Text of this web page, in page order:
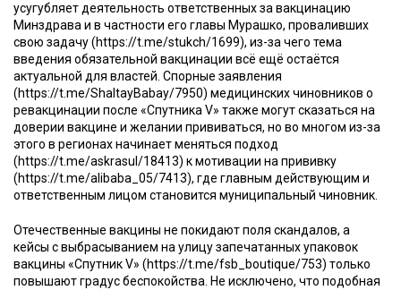
усугубляет деятельность ответственных за вакцинацию
Минздрава и в частности его главы Мурашко, проваливших
свою задачу (https://t.me/stukch/1699), из-за чего тема
введения обязательной вакцинации всё ещё остаётся
актуальной для властей. Спорные заявления
(https://t.me/ShaltayBabay/7950) медицинских чиновников о
ревакцинации после «Спутника V» также могут сказаться на
доверии вакцине и желании прививаться, но во многом из-за
этого в регионах начинает меняться подход
(https://t.me/askrasul/18413) к мотивации на прививку
(https://t.me/alibaba_05/7413), где главным действующим и
ответственным лицом становится муниципальный чиновник.
Отечественные вакцины не покидают поля скандалов, а
кейсы с выбрасыванием на улицу запечатанных упаковок
вакцины «Спутник V» (https://t.me/fsb_boutique/753) только
повышают градус беспокойства. Не исключено, что подобная